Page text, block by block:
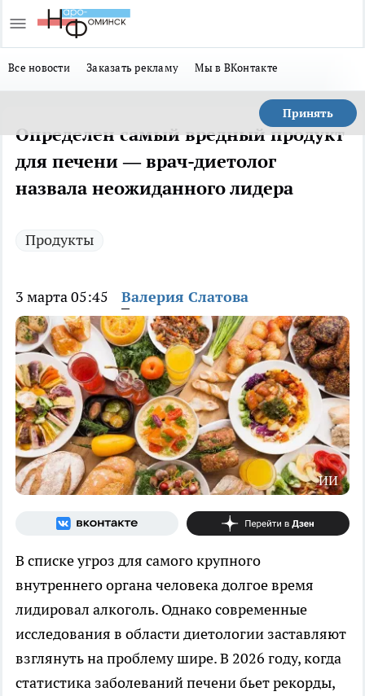
Все новости Заказать рекламу Мы в ВКонтакте
Принять
Определен самый вредный продукт
для печени — врач-диетолог
назвала неожиданного лидера
Продукты
3 марта 05:45 Валерия Слатова
ИИ
В списке угроз для самого крупного
внутреннего органа человека долгое время
лидировал алкоголь. Однако современные
исследования в области диетологии заставляют
взглянуть на проблему шире. В 2026 году, когда
статистика заболеваний печени бьет рекорды,